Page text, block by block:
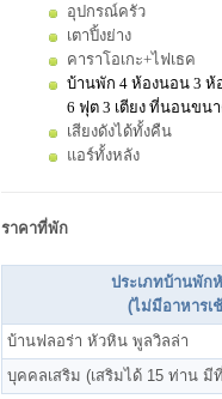
อุปกรณ์ครัว
เตาปิ้งย่าง
คาราโอเกะ+ไฟเธค
บ้านพัก 4 ห้องนอน 3 ห้
6 ฟุต 3 เตียง ที่นอนขน
เสียงดังได้ทั้งคืน
แอร์ทั้งหลัง
ราคาที่พัก
ประเภทบ้านพัก
(ไม่มีอาหารเ
บ้านฟลอร่า หัวหิน พูลวิลล่า
บุคคลเสริม (เสริมได้ 15 ท่าน มี